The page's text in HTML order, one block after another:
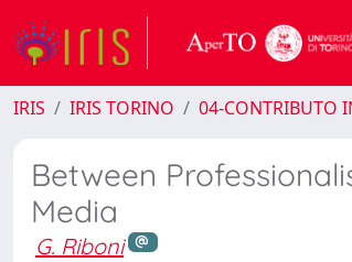
IRIS IRIS TORINO 04-CONTRIBUTO
Between
Media
G. Riboni